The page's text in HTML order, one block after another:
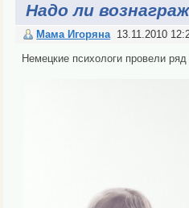
Надо ли
Мама Игоряна 13.11.2010
Немецкие психологи провели